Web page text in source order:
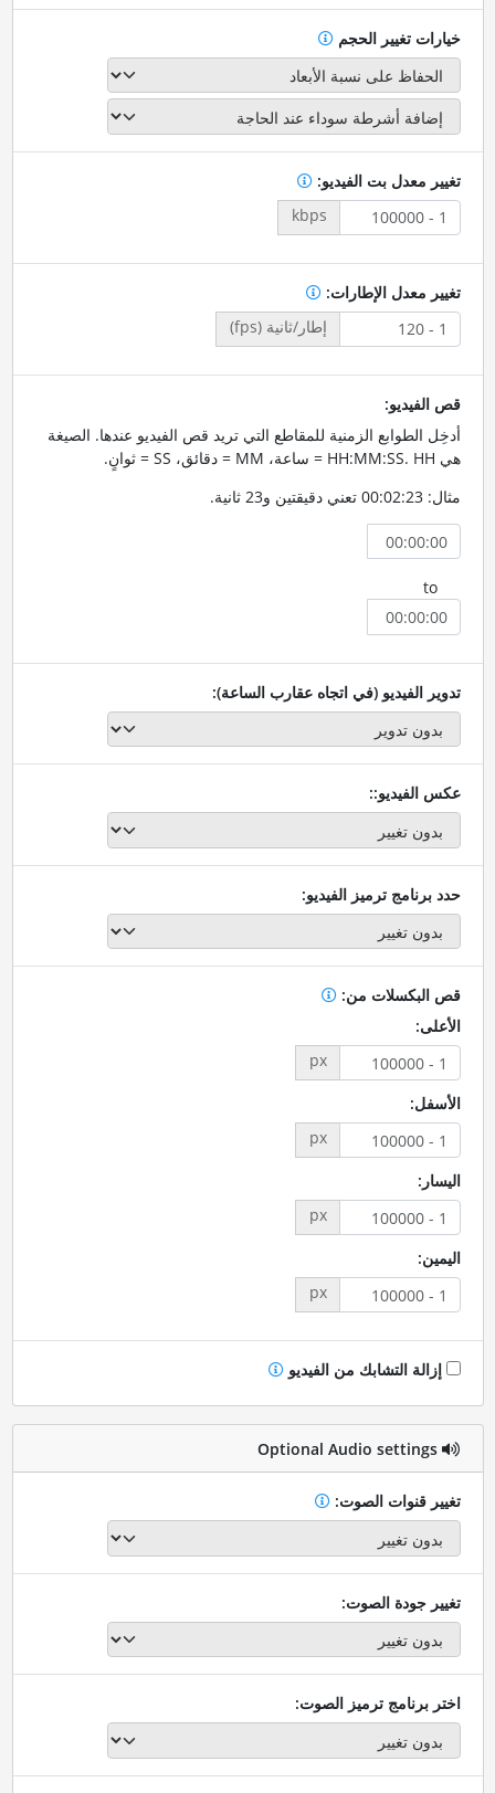
خيارات تغيير الحجم
تغيير معدل بت الفيديو:
kbps
تغيير معدل الإطارات:
إطار/ثانية (fps)
قص الفيديو:
أدخِل الطوابع الزمنية للمقاطع التي تريد قص الفيديو عندها. الصيغة
هي HH:MM:SS. HH = ساعة، MM = دقائق، SS = ثوانٍ.
مثال: 00:02:23 تعني دقيقتين و23 ثانية.
to
تدوير الفيديو (في اتجاه عقارب الساعة):
عكس الفيديو::
حدد برنامج ترميز الفيديو:
قص البكسلات من:
الأعلى:
px
الأسفل:
px
اليسار:
px
اليمين:
px
إزالة التشابك من الفيديو
Optional Audio settings
تغيير قنوات الصوت:
تغيير جودة الصوت:
اختر برنامج ترميز الصوت: